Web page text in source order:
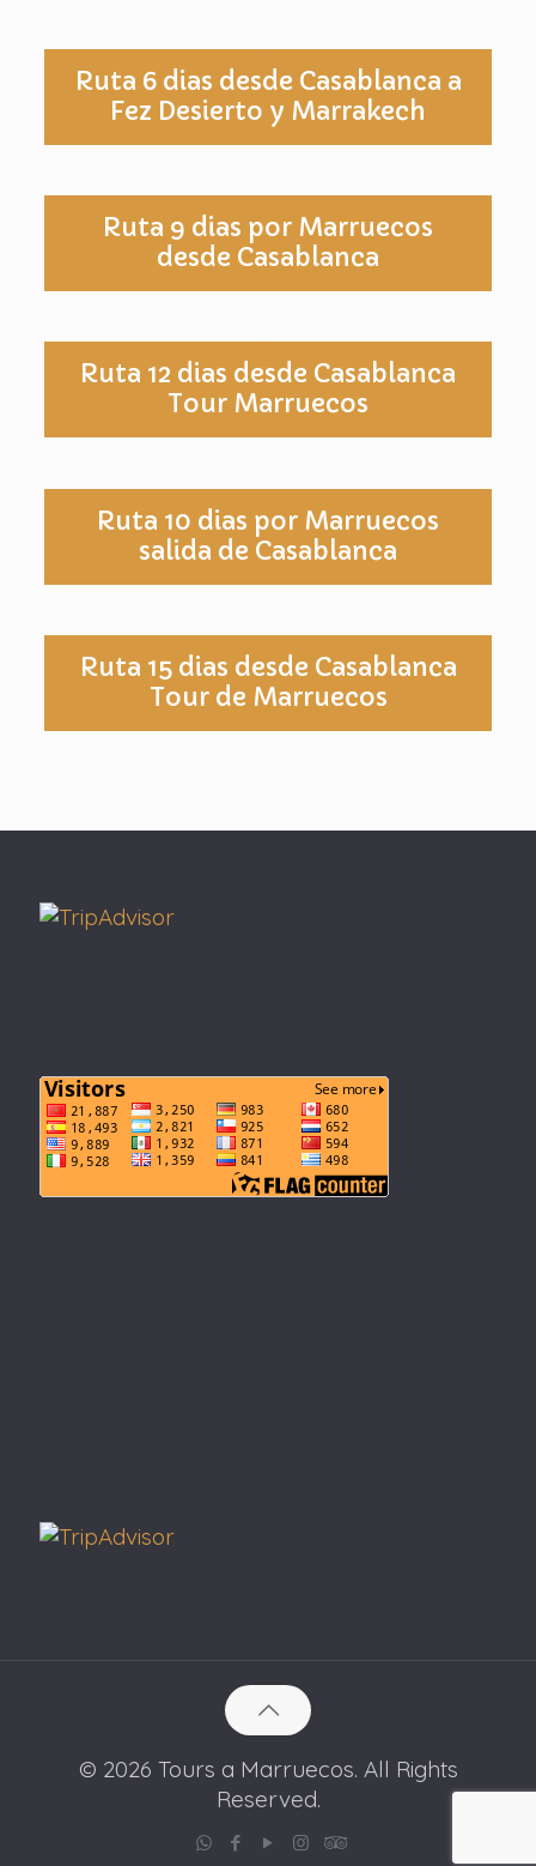
Ruta 6 dias desde Casablanca a
Fez Desierto y Marrakech
Ruta 9 dias por Marruecos
desde Casablanca
Ruta 12 dias desde Casablanca
Tour Marruecos
Ruta 10 dias por Marruecos
salida de Casablanca
Ruta 15 dias desde Casablanca
Tour de Marruecos
© 2026 Tours a Marruecos. All Rights
Reserved.